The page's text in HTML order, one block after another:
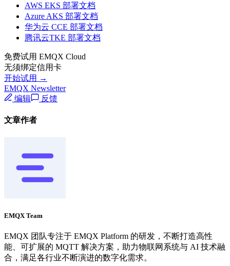
AWS EKS 部署文档
Azure AKS 部署文档
华为云 CCE 部署文档
腾讯云TKE 部署文档
免费试用 EMQX Cloud
无须绑定信用卡
开始试用 →
EMQX Newsletter
编辑
反馈
文章作者
EMQX Team
EMQX 团队专注于 EMQX Platform 的研发，不断打造高性
能、可扩展的 MQTT 解决方案，助力物联网系统与 AI 技术融
合，满足各行业不断演进的数字化需求。